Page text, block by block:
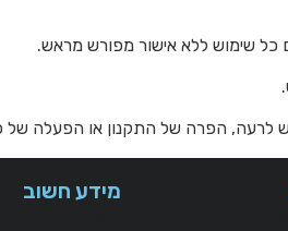
מידע חשוב